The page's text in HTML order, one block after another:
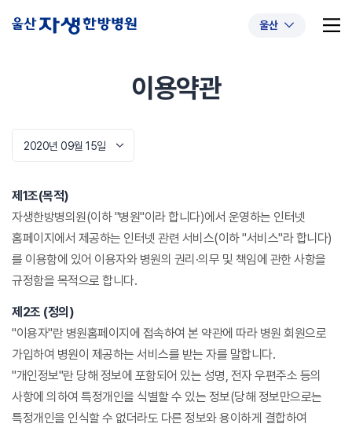
울산
추천 검색어 #초음파약침
이용약관
2020년 09월 15일
제1조(목적)
자생한방병의원(이하 "병원"이라 합니다)에서 운영하는 인터넷
홈페이지에서 제공하는 인터넷 관련 서비스(이하 "서비스"라 합니다)
를 이용함에 있어 이용자와 병원의 권리·의무 및 책임에 관한 사항을
규정함을 목적으로 합니다.
제2조 (정의)
"이용자"란 병원홈페이지에 접속하여 본 약관에 따라 병원 회원으로
가입하여 병원이 제공하는 서비스를 받는 자를 말합니다.
"개인정보"란 당해 정보에 포함되어 있는 성명, 전자 우편주소 등의
사항에 의하여 특정개인을 식별할 수 있는 정보(당해 정보만으로는
특정개인을 인식할 수 없더라도 다른 정보와 용이하게 결합하여